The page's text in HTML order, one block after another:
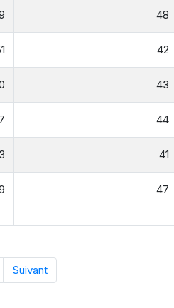
48
42
43
44
41
47
Suivant